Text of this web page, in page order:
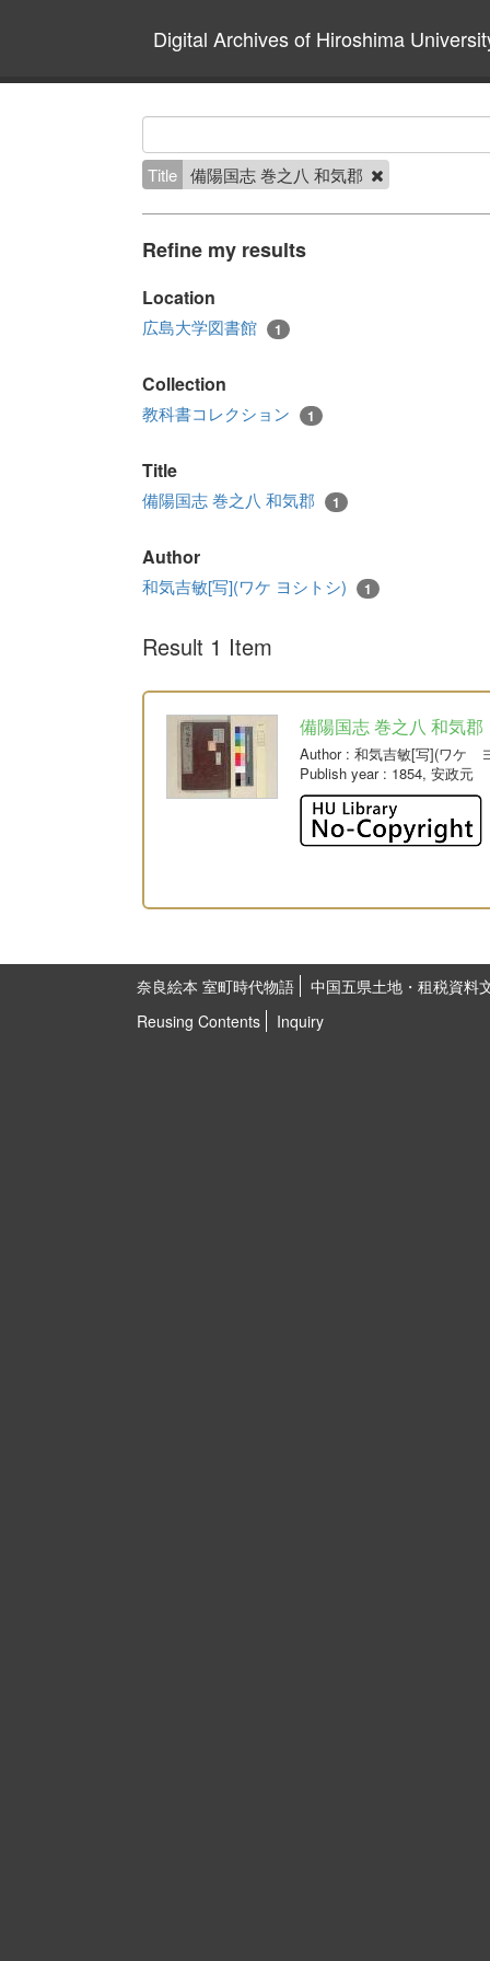
Digital Archives of Hiroshima
Title 備陽国志 巻之八 和気郡
Refine my results
Location
広島大学図書館 1
Collection
教科書コレクション 1
Title
備陽国志 巻之八 和気郡 1
Author
和気吉敏[写](ワケ ヨシトシ) 1
Result 1 Item
備陽国志 巻之八 和気郡
Author: 和気吉敏[写](ワケ
Publish year: 1854, 安政元
奈良絵本 室町時代物語
中国五県土地・租税資料
Reusing Contents
Inquiry